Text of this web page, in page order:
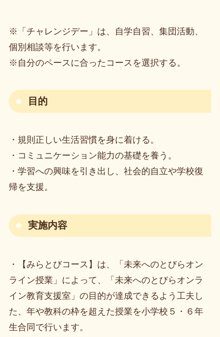
※「チャレンジデー」は、自学自習、集団活動、
個別相談等を行います。
※自分のペースに合ったコースを選択する。
目的
・規則正しい生活習慣を身に着ける。
・コミュニケーション能力の基礎を養う。
・学習への興味を引き出し、社会的自立や学校復
帰を支援。
実施内容
・【みらとびコース】は、「未来へのとびらオン
ライン授業」によって、「未来へのとびらオンラ
イン教育支援室」の目的が達成できるよう工夫し
た、年や教科の枠を超えた授業を小学校５・６年
生合同で行います。